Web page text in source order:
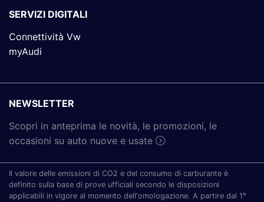
SERVIZI DIGITALI
Connettività Vw
myAudi
NEWSLETTER
Scopri in anteprima le novità, le promozioni, le
occasioni su auto nuove e usate
Il valore delle emissioni di CO2 e del consumo di carburante è
definito sulla base di prove ufficiali secondo le disposizioni
applicabili in vigore al momento dell'omologazione. A partire dal 1°